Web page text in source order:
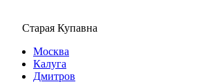
Старая Купавна
Москва
Калуга
Дмитров